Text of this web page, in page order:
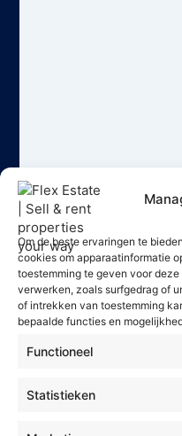
Om de beste ervaringen te
cookies om apparaatinformatie
toestemming te geven voor
verwerken, zoals surfgedrag of
of intrekken van toestemming
bepaalde functies en
Functioneel
Statistieken